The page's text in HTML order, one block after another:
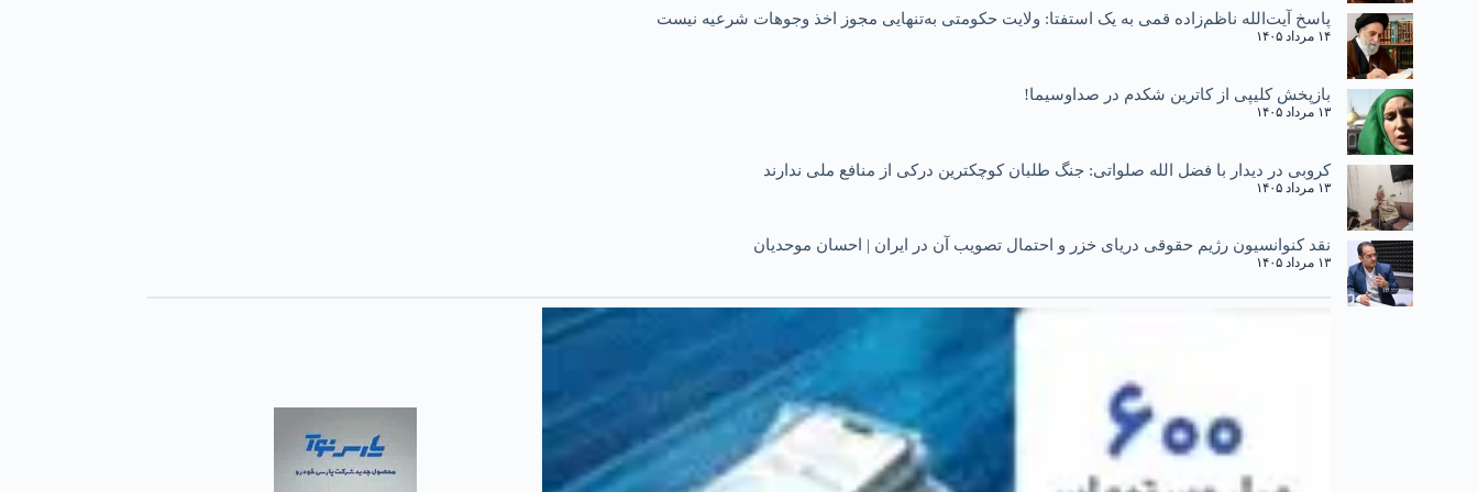
پاسخ آیت‌الله ناظم‌زاده قمی به یک استفتا: ولایت حکومتی به‌تنهایی مجوز اخذ وجوهات شرعیه نیست
۱۴ مرداد ۱۴۰۵
بازپخش کلیپی از کاترین شکدم در صداوسیما!
۱۳ مرداد ۱۴۰۵
کروبی در دیدار با فضل الله صلواتی: جنگ طلبان کوچکترین درکی از منافع ملی ندارند
۱۳ مرداد ۱۴۰۵
نقد کنوانسیون رژیم حقوقی دریای خزر و احتمال تصویب آن در ایران | احسان موحدیان
۱۳ مرداد ۱۴۰۵